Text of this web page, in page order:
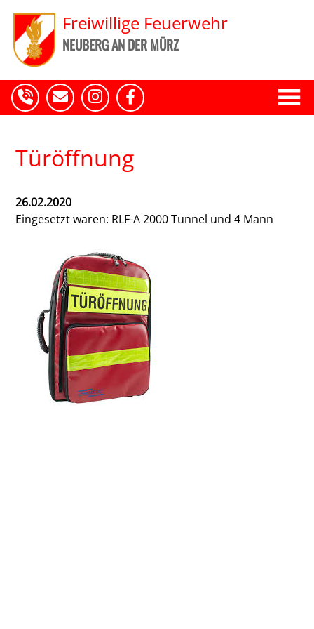
Freiwillige Feuerwehr
NEUBERG AN DER MÜRZ
Türöffnung
26.02.2020
Eingesetzt waren: RLF-A 2000 Tunnel und 4 Mann